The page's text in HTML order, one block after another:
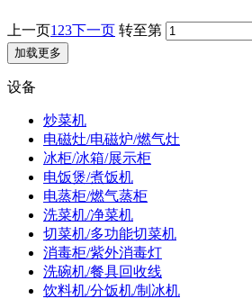
上一页1 23下一页 转至第
加载更多
设备
炒菜机
电磁灶/电磁炉/燃气灶
冰柜/冰箱/展示柜
电饭煲/煮饭机
电蒸柜/燃气蒸柜
洗菜机/净菜机
切菜机/多功能切菜机
消毒柜/紫外消毒灯
洗碗机/餐具回收线
饮料机/分饭机/制冰机